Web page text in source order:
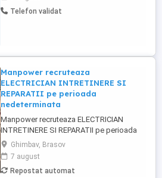
faianță zidărie fatazi exterioare. Oferim
salaria atractive transport gratuit cazare.
Telefon validat
Manpower recruteaza
ELECTRICIAN INTRETINERE SI
REPARATII pe perioada
nedeterminata
Manpower recruteaza ELECTRICIAN
INTRETINERE SI REPARATII pe perioada
nedeterminata pentru o companie din
Ghimbav conform urmatoarelor cerinte: -
experienta anterioara in intretinere si
reparatii electrice; - certificare sau
Ghimbav, Brasov
7 august
Repostat automat